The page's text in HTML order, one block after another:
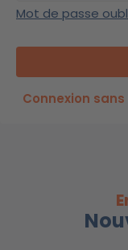
Mot de passe
Connexion